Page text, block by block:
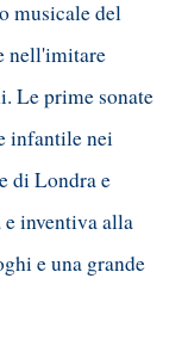
musicale del
nell'imitare
Le prime sonate
infantile nei
di Londra e
inventiva alla
e una grande